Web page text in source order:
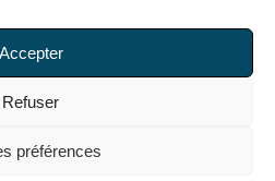
Accepter
Refuser
préférences
j’accepte que mes
exclusivement dans le cadre
à la
Tous droits réservés